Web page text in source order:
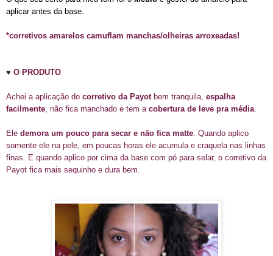
aplicar antes da base.
*corretivos amarelos camuflam manchas/olheiras arroxeadas!
♥ O PRODUTO
Achei a aplicação do corretivo da Payot bem tranquila, espalha
facilmente, não fica manchado e tem a cobertura de leve pra média.
Ele demora um pouco para secar e não fica matte. Quando aplico
somente ele na pele, em poucas horas ele acumula e craquela nas linhas
finas. E quando aplico por cima da base com pó para selar, o corretivo da
Payot fica mais sequinho e dura bem.